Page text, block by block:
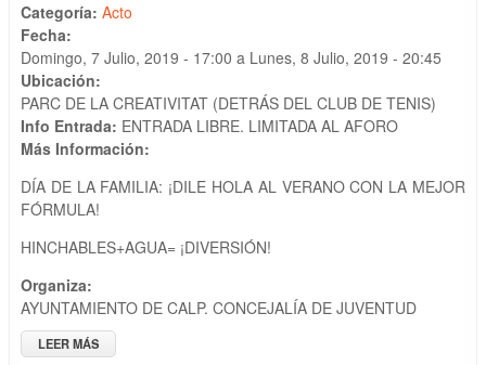
Categoría: Acto
Fecha:
Domingo, 7 Julio, 2019 - 17:00 a Lunes, 8 Julio, 2019 - 20:45
Ubicación:
PARC DE LA CREATIVITAT (DETRÁS DEL CLUB DE TENIS)
Info Entrada: ENTRADA LIBRE. LIMITADA AL AFORO
Más Información:
DÍA DE LA FAMILIA: ¡DILE HOLA AL VERANO CON LA MEJOR
FÓRMULA!
HINCHABLES+AGUA= ¡DIVERSIÓN!
Organiza:
AYUNTAMIENTO DE CALP. CONCEJALÍA DE JUVENTUD
LEER MÁS